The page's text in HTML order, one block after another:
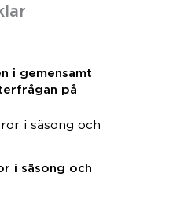
i gemensamt
på
i säsong och